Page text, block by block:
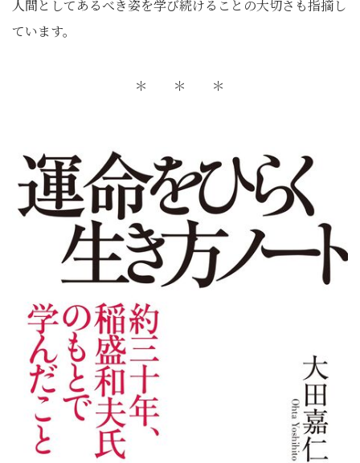
人間としてあるべき姿を学び続けることの大切さも指摘し
ています。
＊ ＊ ＊